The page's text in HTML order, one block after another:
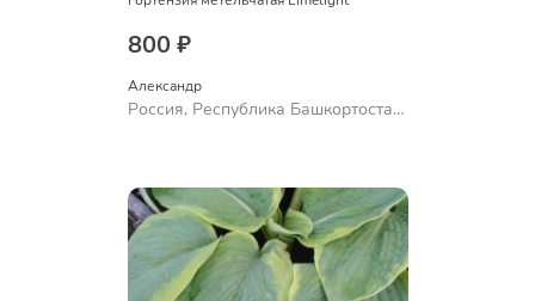
800 ₽
Александр
Россия, Республика Башкортостан,